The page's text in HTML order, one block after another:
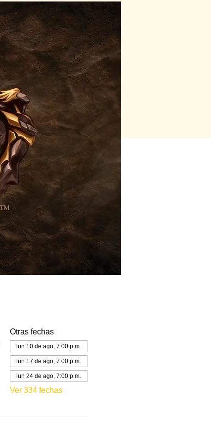
Otras fechas
lun 10 de ago, 7:00 p.m.
lun 17 de ago, 7:00 p.m.
lun 24 de ago, 7:00 p.m.
Ver 334 fechas